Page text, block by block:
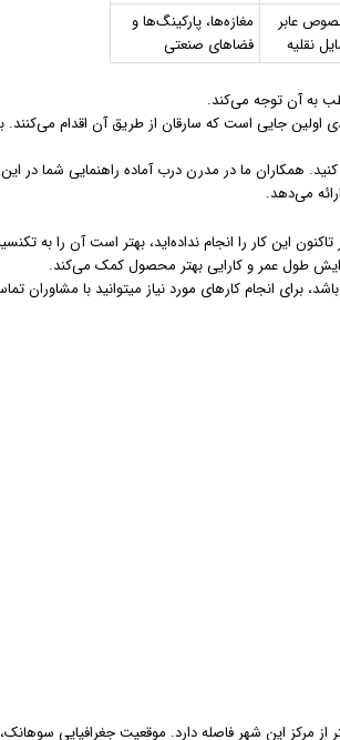
عابر
نقلیه
مغازه‌ها، پارکینگ‌ها و
فضاهای صنعتی
به آن توجه می‌کند.
جایی است که سارقان از طریق آن اقدام می‌کنند.
همکاران ما در مدرن درب آماده راهنمایی شما در این
می‌دهد.
این کار را انجام نداده‌اید، بهتر است آن را به
طول عمر و کارایی بهتر محصول کمک می‌کند.
برای انجام کارهای مورد نیاز میتوانید با مشاوران